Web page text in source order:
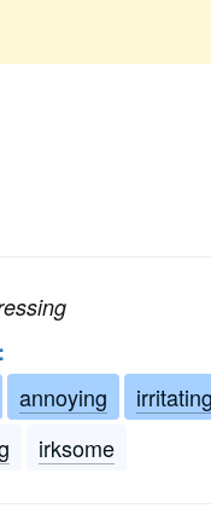
annoying irritating
irksome